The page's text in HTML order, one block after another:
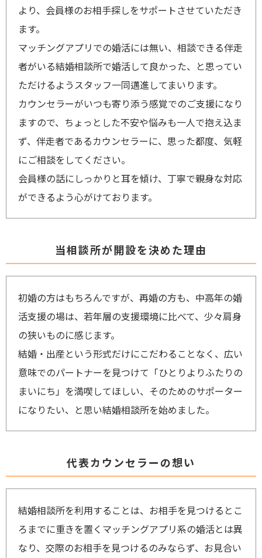
より、会員様のお相手探しをサポートさせていただき
ます。
マッチングアプリでの婚活には無い、相談できる伴走
者がいる結婚相談所で婚活して良かった、と思ってい
ただけるようスタッフ一同邁進してまいります。
カウンセラーがいつも寄り添う感覚でのご支援になり
ますので、ちょっとした不安や悩みも一人で抱え込ま
ず、伴走者であるカウンセラーに、思った都度、気軽
にご相談をしてください。
会員様の話にしっかりと耳を傾け、丁寧で親身な対応
ができるよう心がけております。
当相談所が開設を決めた理由
初婚の方はもちろんですが、再婚の方も、中高年の婚
活支援の場は、若年層の支援環境に比べて、少々肩身
の狭いものに感じます。
結婚・出産という形式だけにこだわることなく、広い
意味でのパートナーを見つけて「ひとりよりふたりの
まいにち」を満喫してほしい、そのためのサポーター
になりたい、と思い結婚相談所を始めました。
代表カウンセラーの想い
結婚相談所を利用することは、お相手を見つけるとこ
ろまでに重きを置くマッチングアプリ系の婚活とは異
なり、交際のお相手を見つけるのみならず、お見合い